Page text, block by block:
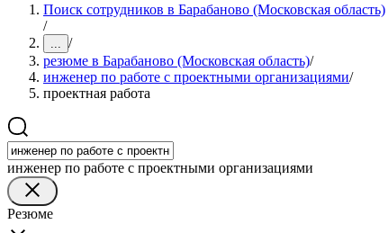
Поиск сотрудников в Барабаново (Московская область)
/
... /
резюме в Барабаново (Московская область)/
инженер по работе с проектными организациями/
проектная работа
инженер по работе с проектными организациями
Резюме